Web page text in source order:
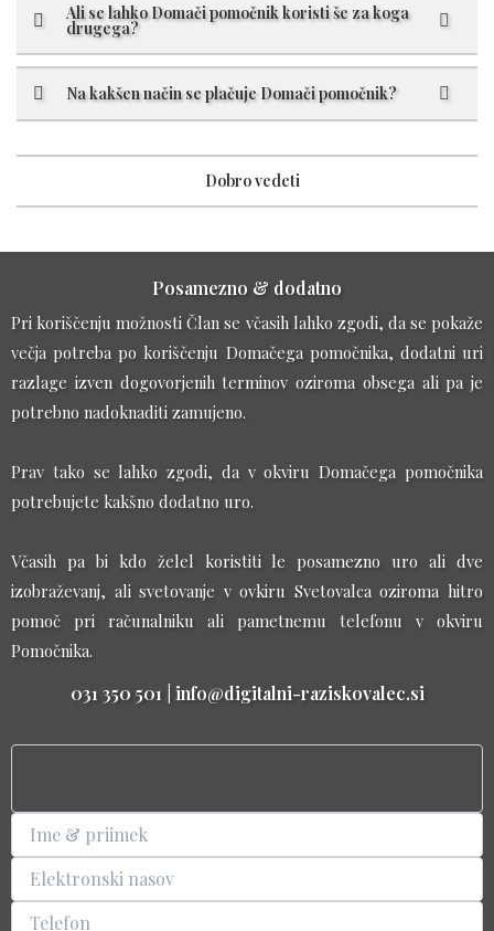
Ali se lahko Domači pomočnik koristi še za koga
drugega?
Na kakšen način se plačuje Domači pomočnik?
Dobro vedeti
Posamezno & dodatno
Pri koriščenju možnosti Član se včasih lahko zgodi, da se pokaže
večja potreba po koriščenju Domačega pomočnika, dodatni uri
razlage izven dogovorjenih terminov oziroma obsega ali pa je
potrebno nadoknaditi zamujeno.
Prav tako se lahko zgodi, da v okviru Domačega pomočnika
potrebujete kakšno dodatno uro.
Včasih pa bi kdo želel koristiti le posamezno uro ali dve
izobraževanj, ali svetovanje v ovkiru Svetovalca oziroma hitro
pomoč pri računalniku ali pametnemu telefonu v okviru
Pomočnika.
031 350 501 | info@digitalni-raziskovalec.si